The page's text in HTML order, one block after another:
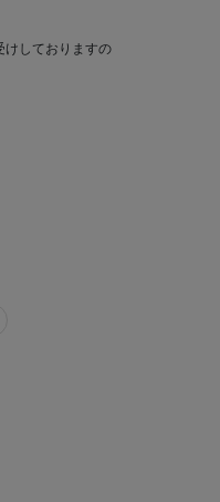
けしておりますの